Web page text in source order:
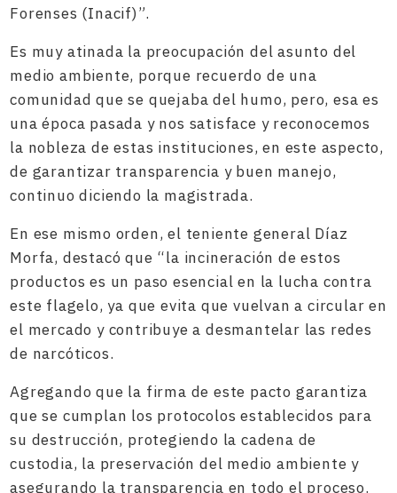
Forenses (Inacif)”.
Es muy atinada la preocupación del asunto del
medio ambiente, porque recuerdo de una
comunidad que se quejaba del humo, pero, esa es
una época pasada y nos satisface y reconocemos
la nobleza de estas instituciones, en este aspecto,
de garantizar transparencia y buen manejo,
continuo diciendo la magistrada.
En ese mismo orden, el teniente general Díaz
Morfa, destacó que “la incineración de estos
productos es un paso esencial en la lucha contra
este flagelo, ya que evita que vuelvan a circular en
el mercado y contribuye a desmantelar las redes
de narcóticos.
Agregando que la firma de este pacto garantiza
que se cumplan los protocolos establecidos para
su destrucción, protegiendo la cadena de
custodia, la preservación del medio ambiente y
asegurando la transparencia en todo el proceso.